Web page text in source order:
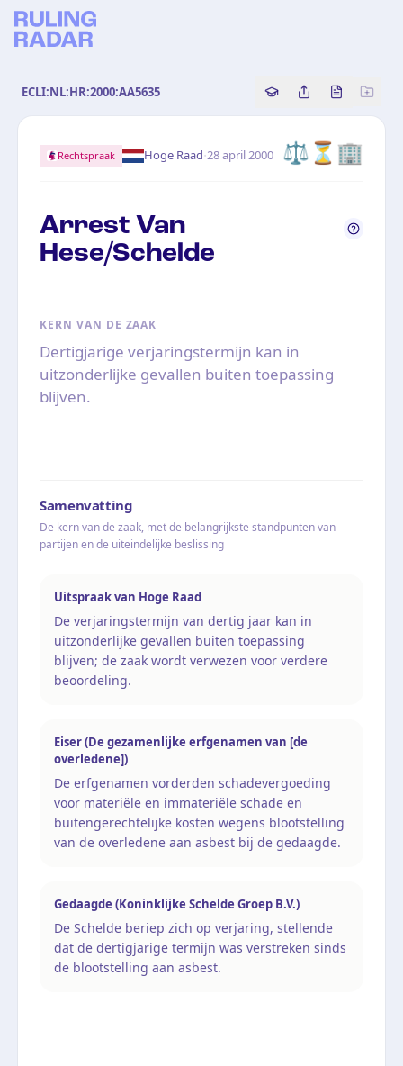
ECLI:NL:HR:2000:AA5635 Copy source
Share this
Bekijk
⚖️ ⏳ 🏢
Rechtspraak Hoge Raad·28 april 2000
Arrest Van
Hese/Schelde
KERN VAN DE ZAAK
Dertigjarige verjaringstermijn kan in
uitzonderlijke gevallen buiten toepassing
blijven.
Samenvatting
De kern van de zaak, met de belangrijkste standpunten van
partijen en de uiteindelijke beslissing
Uitspraak van Hoge Raad
De verjaringstermijn van dertig jaar kan in
uitzonderlijke gevallen buiten toepassing
blijven; de zaak wordt verwezen voor verdere
beoordeling.
Eiser (De gezamenlijke erfgenamen van [de
overledene])
De erfgenamen vorderden schadevergoeding
voor materiële en immateriële schade en
buitengerechtelijke kosten wegens blootstelling
van de overledene aan asbest bij de gedaagde.
Gedaagde (Koninklijke Schelde Groep B.V.)
De Schelde beriep zich op verjaring, stellende
dat de dertigjarige termijn was verstreken sinds
de blootstelling aan asbest.